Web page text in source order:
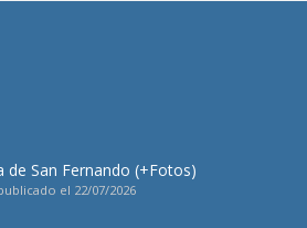
de San Fernando (+Fotos)
el 22/07/2026